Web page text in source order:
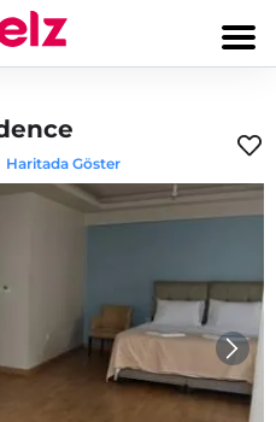
Haritada Göster